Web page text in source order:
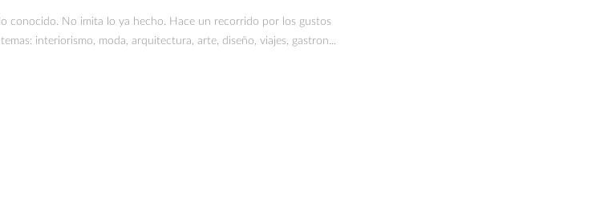
conocido. No imita lo ya hecho. Hace un recorrido por los gustos
interiorismo, moda, arquitectura, arte, diseño, viajes, gastron...